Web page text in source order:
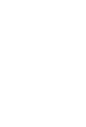
Валерьевна